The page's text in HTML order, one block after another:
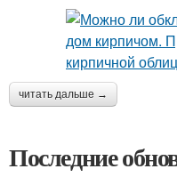
читать дальше →
Последние